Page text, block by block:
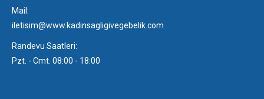
Mail:
iletisim@www.kadinsagligivegebelik.com
Randevu Saatleri:
Pzt. - Cmt. 08:00 - 18:00